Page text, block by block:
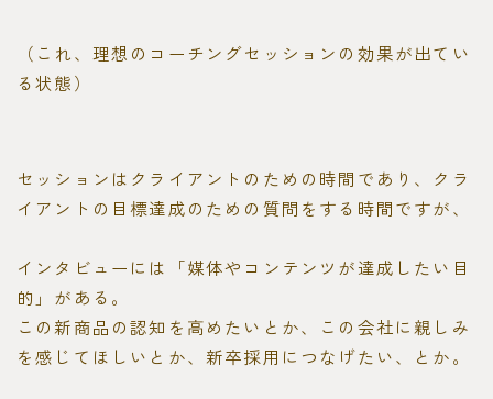
（これ、理想のコーチングセッションの効果が出てい
る状態）
セッションはクライアントのための時間であり、クラ
イアントの目標達成のための質問をする時間ですが、
インタビューには「媒体やコンテンツが達成したい目
的」がある。
この新商品の認知を高めたいとか、この会社に親しみ
を感じてほしいとか、新卒採用につなげたい、とか。